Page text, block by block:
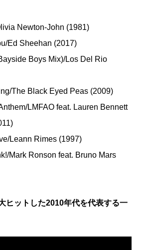
Newton-John (1981)
Ed Sheehan (2017)
Boys Mix)/Los Del Rio
The Black Eyed Peas (2009)
LMFAO feat. Lauren Bennett
Leann Rimes (1997)
Mark Ronson feat. Bruno Mars
ヒットした2010年代を代表する一